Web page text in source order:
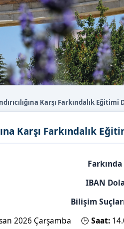
Karşı Farkındalık
Karşı Farkındalık
IBAN
Bilişim
2026 Çarşamba 🕒 Saat: